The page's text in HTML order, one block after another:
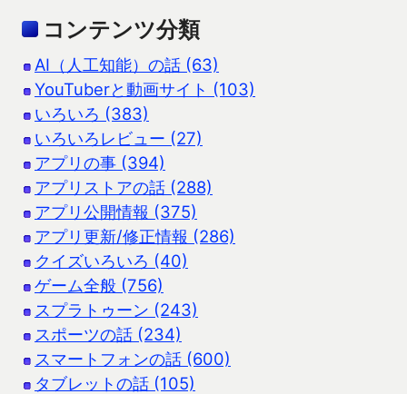
コンテンツ分類
AI（人工知能）の話 (63)
YouTuberと動画サイト (103)
いろいろ (383)
いろいろレビュー (27)
アプリの事 (394)
アプリストアの話 (288)
アプリ公開情報 (375)
アプリ更新/修正情報 (286)
クイズいろいろ (40)
ゲーム全般 (756)
スプラトゥーン (243)
スポーツの話 (234)
スマートフォンの話 (600)
タブレットの話 (105)